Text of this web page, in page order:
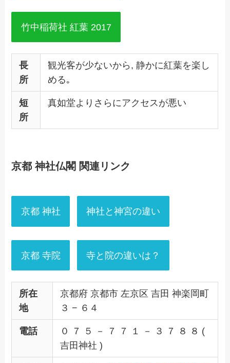
竹中稲荷社 紅葉 2017
長
所
観光客が少ないから, 静かに紅葉を楽し
める｡
短
所
真如堂よりさらにアクセスが悪い
京都 神社仏閣 関連リンク
京都 神社 神社と神宮の違い
京都 寺院 寺と院の違いは？
所在
地
京都府 京都市 左京区 吉田 神楽岡町
３ − ６４
電話
０ ７ ５ － ７ ７ １ － ３ ７ ８ ８ (
吉田神社 )